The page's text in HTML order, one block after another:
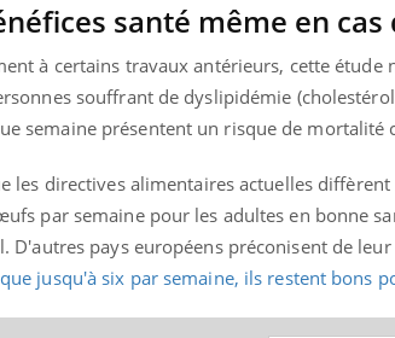
santé même en
à certains travaux antérieurs, cette
souffrant de dyslipidémie
semaine présentent un risque de mortalité
les directives alimentaires actuelles
par semaine pour les adultes en bonne
D'autres pays européens préconisent de
jusqu'à six par semaine, ils restent bons